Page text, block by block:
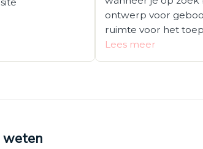
ontwerp voor
ruimte voor het
Lees meer
weten